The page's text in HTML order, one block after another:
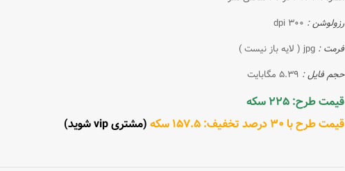
رزولوشن : 300 dpi
فرمت : jpg ( لایه باز نیست )
حجم فایل : 5.39 مگابایت
قیمت طرح: 225 سکه
قیمت طرح با 30 درصد تخفیف: 157.5 سکه
(مشتری vip شوید)